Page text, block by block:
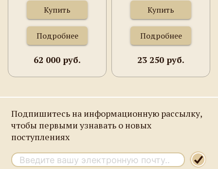
Купить
Подробнее
62 000 руб.
Купить
Подробнее
23 250 руб.
Подпишитесь на информационную рассылку,
чтобы первыми узнавать о новых
поступлениях